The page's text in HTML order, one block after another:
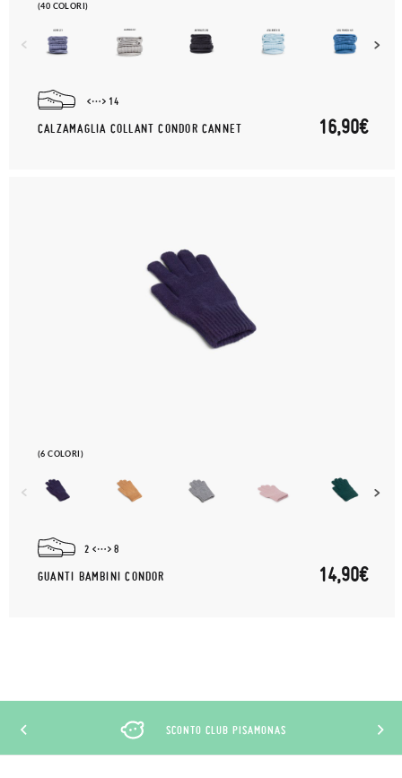
(40 COLORI)
14
CALZAMAGLIA COLLANT CONDOR CANNET 16,90€
(6 COLORI)
2 8
GUANTI BAMBINI CONDOR 14,90€
SCONTO CLUB PISAMONAS